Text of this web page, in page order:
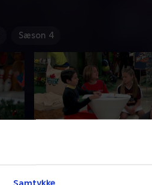
Samtykke
Sæson 4
En gruppe firlinger med